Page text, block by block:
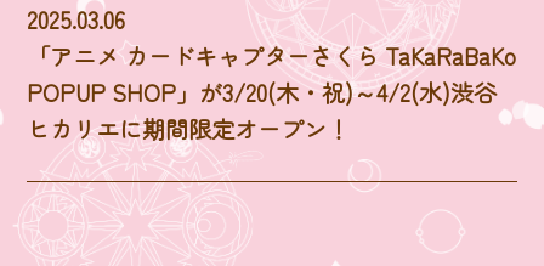
2025.03.06
「アニメ カードキャプターさくら TaKaRaBaKo
POPUP SHOP」が3/20(木・祝)～4/2(水)渋谷
ヒカリエに期間限定オープン！